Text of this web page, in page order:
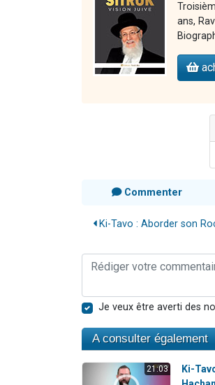
ans,
Commenter
Ki-Tavo : Aborder son
Je veux être averti des
A consulter également
21:03
Ki-